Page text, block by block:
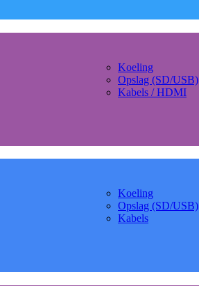
Koeling
Opslag (SD/USB)
Kabels / HDMI
Koeling
Opslag (SD/USB)
Kabels